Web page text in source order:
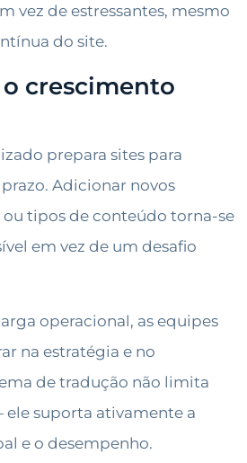
vez de estressantes, mesmo
do site.
crescimento
prepara sites para
Adicionar novos
tipos de conteúdo torna-se
em vez de um desafio
operacional, as equipes
na estratégia e no
de tradução não limita
suporta ativamente a
e o desempenho.